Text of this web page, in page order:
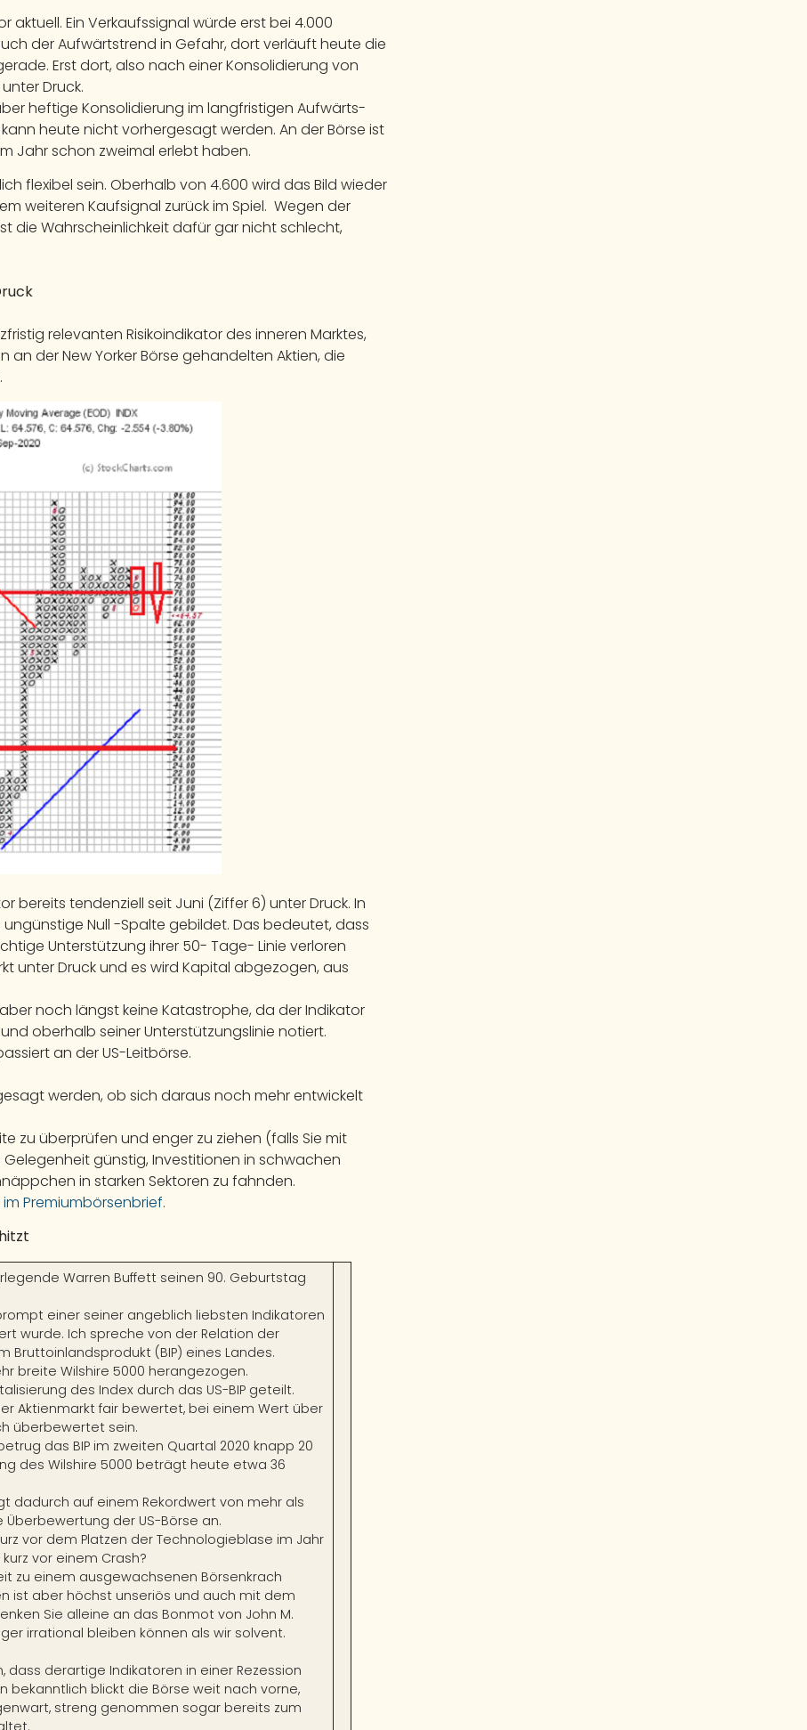
aktuell. Ein Verkaufssignal würde erst bei 4.000
der Aufwärtstrend in Gefahr, dort verläuft heute die
Erst dort, also nach einer Konsolidierung von
Druck.
heftige Konsolidierung im langfristigen Aufwärts-
heute nicht vorhergesagt werden. An der Börse ist
Jahr schon zweimal erlebt haben.
flexibel sein. Oberhalb von 4.600 wird das Bild wieder
weiteren Kaufsignal zurück im Spiel. Wegen der
die Wahrscheinlichkeit dafür gar nicht schlecht,
relevanten Risikoindikator des inneren Marktes,
der New Yorker Börse gehandelten Aktien, die
bereits tendenziell seit Juni (Ziffer 6) unter Druck. In
Null -Spalte gebildet. Das bedeutet, dass
Unterstützung ihrer 50- Tage- Linie verloren
unter Druck und es wird Kapital abgezogen, aus
noch längst keine Katastrophe, da der Indikator
oberhalb seiner Unterstützungslinie notiert.
an der US-Leitbörse.
werden, ob sich daraus noch mehr entwickelt
zu überprüfen und enger zu ziehen (falls Sie mit
günstig, Investitionen in schwachen
in starken Sektoren zu fahnden.
Premiumbörsenbrief.
Warren Buffett seinen 90. Geburtstag
einer seiner angeblich liebsten Indikatoren
wurde. Ich spreche von der Relation der
Bruttoinlandsprodukt (BIP) eines Landes.
breite Wilshire 5000 herangezogen.
des Index durch das US-BIP geteilt.
Aktienmarkt fair bewertet, bei einem Wert über
überbewertet sein.
das BIP im zweiten Quartal 2020 knapp 20
des Wilshire 5000 beträgt heute etwa 36
dadurch auf einem Rekordwert von mehr als
der US-Börse an.
vor dem Platzen der Technologieblase im Jahr
vor einem Crash?
zu einem ausgewachsenen Börsenkrach
ist aber höchst unseriös und auch mit dem
Sie alleine an das Bonmot von John M.
irrational bleiben können als wir solvent.
dass derartige Indikatoren in einer Rezession
bekanntlich blickt die Börse weit nach vorne,
streng genommen sogar bereits zum